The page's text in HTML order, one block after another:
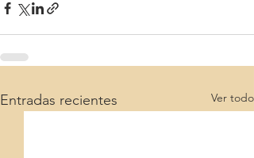
Entradas recientes Ver todo